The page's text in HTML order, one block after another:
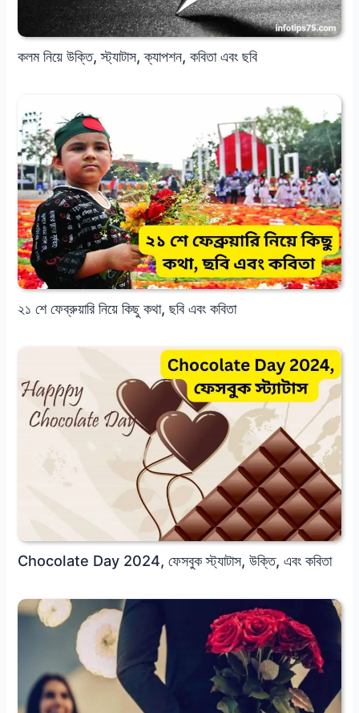
কলম নিয়ে উক্তি, স্ট্যাটাস, ক্যাপশন, কবিতা এবং ছবি
২১ শে ফেব্রুয়ারি নিয়ে কিছু কথা, ছবি এবং কবিতা
Chocolate Day 2024, ফেসবুক স্ট্যাটাস, উক্তি, এবং কবিতা